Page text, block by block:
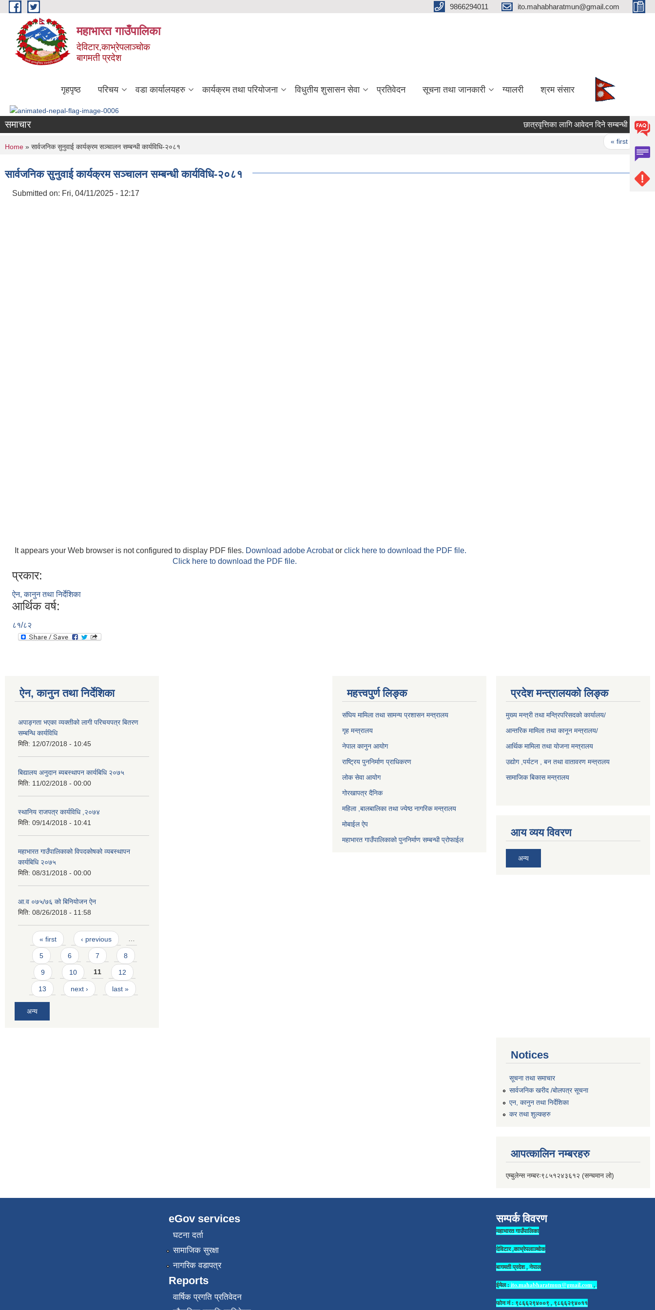
Skip to main content 9866294011 ito.mahabharatmun@gmail.com
महाभारत गाउँपालिका
देविटार,काभ्रेपलाञ्चोक
बागमती प्रदेश
गृहपृष्ठ परिचय वडा कार्यालयहरु कार्यक्रम तथा परियोजना विधुतीय शुसासन सेवा प्रतिवेदन सूचना तथा जानकारी ग्यालरी श्रम संसार
समाचार छात्रवृत्तिका लागि आवेदन दिने सम्बन्धी सूचना।
« first
You are here
Home » सार्वजनिक सुनुवाई कार्यक्रम सञ्चालन सम्बन्धी कार्यविधि-२०८१
सार्वजनिक सुनुवाई कार्यक्रम सञ्चालन सम्बन्धी कार्यविधि-२०८१
Submitted on: Fri, 04/11/2025 - 12:17
It appears your Web browser is not configured to display PDF files. Download adobe Acrobator click here to download the PDF file.
Click here to download the PDF file.
प्रकार:
ऐन, कानुन तथा निर्देशिका
आर्थिक वर्ष:
८१/८२
ऐन, कानुन तथा निर्देशिका
अपाङ्गता भएका व्यक्तीको लागी परिचयपत्र बितरण
सम्बन्धि कार्यविधि
मिति: 12/07/2018 - 10:45
बिद्यालय अनुदान ब्यबस्थापन कार्यबिधि २०७५
मिति: 11/02/2018 - 00:00
स्थानिय राजपत्र कार्यविधि ,२०७४
मिति: 09/14/2018 - 10:41
महाभारत गाउँपालिकाको विपदकोषको व्यबस्थापन
कार्यबिधि २०७५
मिति: 08/31/2018 - 00:00
आ.व ०७५/७६ को बिनियोजन ऐन
मिति: 08/26/2018 - 11:58
Pages
« first ‹ previous …
5 6 7 8
9 10 11 12
13 next › last »
अन्य
महत्त्वपुर्ण लिङ्क
संघिय मामिला तथा सामन्य प्रशासन मन्त्रालय
गृह मन्त्रालय
नेपाल कानुन आयोग
राष्ट्रिय पुननिर्माण प्राधिकरण
लोक सेवा आयोग
गोरखापत्र दैनिक
महिला ,बालबालिका तथा ज्येष्ठ नागरिक मन्त्रालय
मोबाईल ऐप
महाभारत गाउँपालिकाको पुननिर्माण सम्बन्धी प्रोफाईल
प्रदेश मन्त्रालयको लिङ्क
मुख्य मन्त्री तथा मन्त्रिपरिसदको कार्यालय/
आन्तरिक मामिला तथा कानून मन्त्रालय/
आर्थिक मामिला तथा योजना मन्त्रालय
उद्योग ,पर्यटन , बन तथा वातावरण मन्त्रालय
सामाजिक बिकास मन्त्रालय
आय व्यय विवरण
अन्य
Notices
सूचना तथा समाचार
सार्वजनिक खरीद /बोलपत्र सूचना
एन, कानुन तथा निर्देशिका
कर तथा शुल्कहरु
आपत्कालिन नम्बरहरु
एम्बुलेन्स नम्बरः९८५१२४३६१२ (सन्चमान लो)
eGov services
घटना दर्ता
सामाजिक सुरक्षा
नागरिक वडापत्र
Reports
वार्षिक प्रगति प्रतिवेदन
सम्पर्क विवरण
महाभारत गाउँपालिका
देविटार ,काभ्रेपलाञ्चोक
बागमती प्रदेश , नेपाल
ईमेल : ito.mahabharatmun@gmail.com,
फोन नं : ९८६६२९४००९ , ९८६६२९४०११